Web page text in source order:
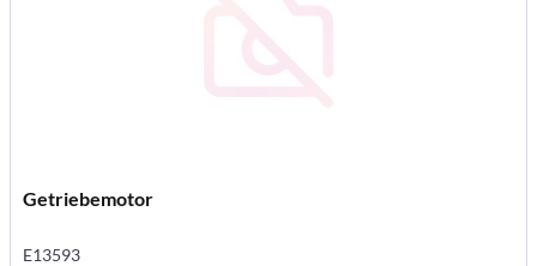
Getriebemotor
E13593